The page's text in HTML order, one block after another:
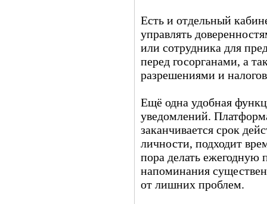
Есть и отдельный
управлять
или сотрудника для
перед госорганами, а
разрешениями и
Ещё одна удобная
уведомлений.
заканчивается срок
личности, подходит
пора делать ежегодную
напоминания
от лишних проблем.